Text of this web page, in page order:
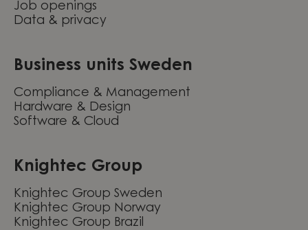
Job openings
Data & privacy
Business units Sweden
Compliance & Management
Hardware & Design
Software & Cloud
Knightec Group
Knightec Group Sweden
Knightec Group Norway
Knightec Group Brazil